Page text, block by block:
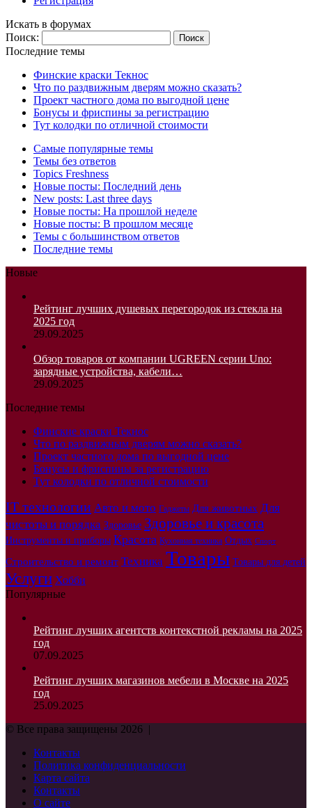
Искать в форумах
Поиск:
Последние темы
Финские краски Текнос
Что по раздвижным дверям можно сказать?
Проект частного дома по выгодной цене
Бонусы и фриспины за регистрацию
Тут колодки по отличной стоимости
Самые популярные темы
Темы без ответов
Topics Freshness
Новые посты: Последний день
New posts: Last three days
Новые посты: На прошлой неделе
Новые посты: В прошлом месяце
Темы с большинством ответов
Последние темы
Новые
Рейтинг лучших душевых перегородок из стекла на
2025 год
29.09.2025
Обзор товаров от компании UGREEN серии Uno:
зарядные устройства, кабели…
29.09.2025
Последние темы
Финские краски Текнос
Что по раздвижным дверям можно сказать?
Проект частного дома по выгодной цене
Бонусы и фриспины за регистрацию
Тут колодки по отличной стоимости
IT технологии Авто и мото Гаджеты Для животных Для
чистоты и порядка Здоровье Здоровье и красота
Инструменты и приборы Красота Кухонная техника Отдых Спорт
Строительство и ремонт Техника Товары Товары для детей
Услуги Хобби
Популярные
Рейтинг лучших агентств контекстной рекламы на 2025
год
07.09.2025
Рейтинг лучших магазинов мебели в Москве на 2025
год
25.09.2025
© Все права защищены 2026 |
Контакты
Политика конфиденциальности
Карта сайта
Контакты
О сайте